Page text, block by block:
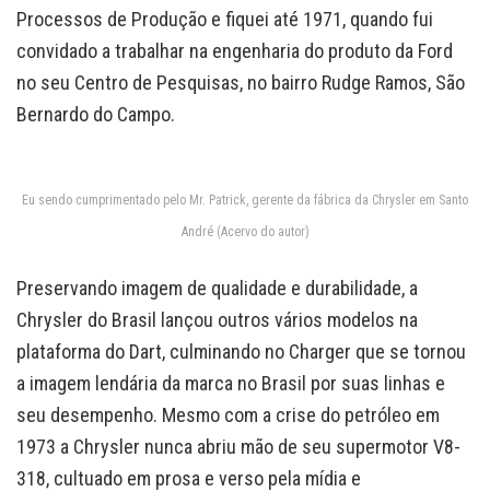
Processos de Produção e fiquei até 1971, quando fui
convidado a trabalhar na engenharia do produto da Ford
no seu Centro de Pesquisas, no bairro Rudge Ramos, São
Bernardo do Campo.
Eu sendo cumprimentado pelo Mr. Patrick, gerente da fábrica da Chrysler em Santo
André (Acervo do autor)
Preservando imagem de qualidade e durabilidade, a
Chrysler do Brasil lançou outros vários modelos na
plataforma do Dart, culminando no Charger que se tornou
a imagem lendária da marca no Brasil por suas linhas e
seu desempenho. Mesmo com a crise do petróleo em
1973 a Chrysler nunca abriu mão de seu supermotor V8-
318, cultuado em prosa e verso pela mídia e